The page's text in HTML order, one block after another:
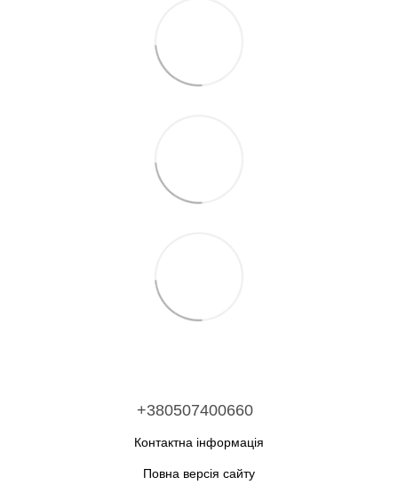
+380507400660
Контактна інформація
Повна версія сайту